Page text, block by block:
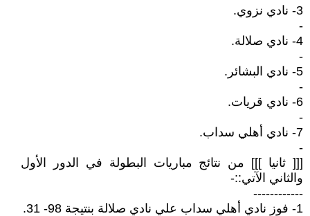
3- نادي نزوي.
-
4- نادي صلالة.
-
5- نادي البشائر.
-
6- نادي قريات.
-
7- نادي أهلي سداب.
-
[[[ ثانيا ]]] من نتائج مباريات البطولة في الدور الأول
والثاني الآتي::-
------------
1- فوز نادي أهلي سداب علي نادي صلالة بنتيجة 98- 31.